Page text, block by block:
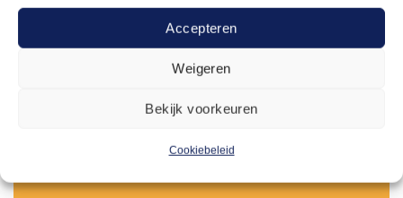
Accepteren
Weigeren
Bekijk voorkeuren
Cookiebeleid